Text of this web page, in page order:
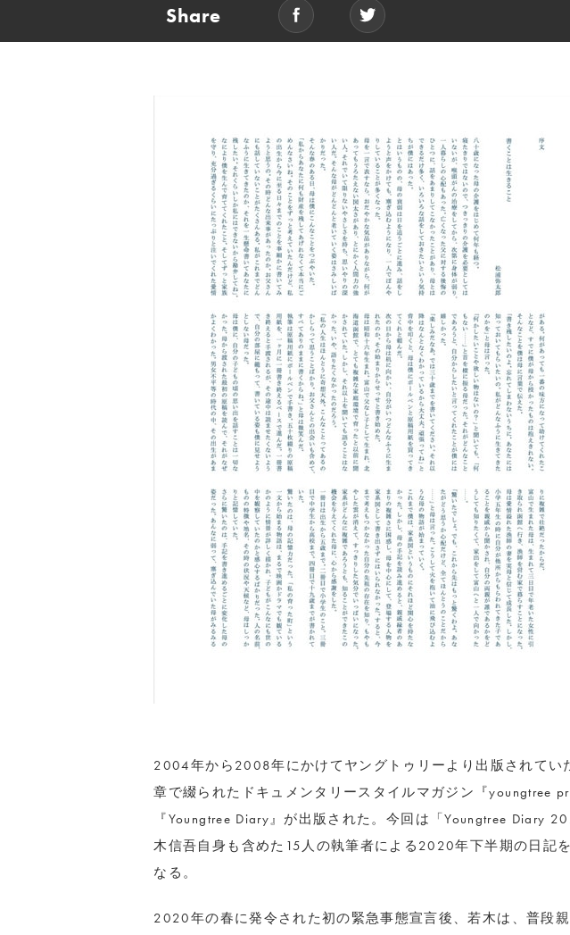
Share
2004年から2008年にかけてヤングトゥリーより出版されてい
章で綴られたドキュメンタリースタイルマガジン『youngtree
『Youngtree Diary』が出版された。今回は「Youngtree Diary
木信吾自身も含めた15人の執筆者による2020年下半期の日記
なる。
2020年の春に発令された初の緊急事態宣言後、若木は、普段